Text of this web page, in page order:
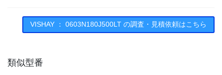
0603N180J500LT 要確認
海外提携
先情報
-
VISHAY ： 0603N180J500LT の調査・見積依頼はこちら
類似型番